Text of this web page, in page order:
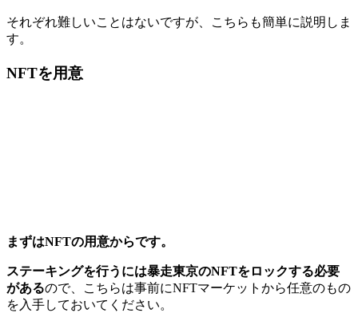
それぞれ難しいことはないですが、こちらも簡単に説明しま
す。
NFTを用意
まずはNFTの用意からです。
ステーキングを行うには暴走東京のNFTをロックする必要
があるので、こちらは事前にNFTマーケットから任意のもの
を入手しておいてください。